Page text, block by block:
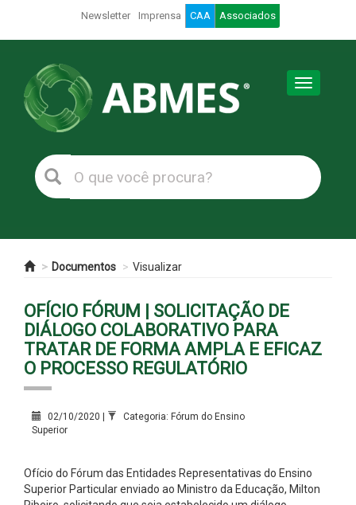
Newsletter Imprensa CAA Associados
Toggle
Documentos Visualizar
OFÍCIO FÓRUM | SOLICITAÇÃO DE
DIÁLOGO COLABORATIVO PARA
TRATAR DE FORMA AMPLA E EFICAZ
O PROCESSO REGULATÓRIO
02/10/2020 |
Categoria: Fórum do Ensino
Superior
Ofício do Fórum das Entidades Representativas do Ensino
Superior Particular enviado ao Ministro da Educação, Milton